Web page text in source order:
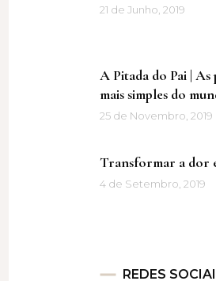
21 de Junho, 2019
A Pitada do Pai | As
mais simples do
25 de Novembro, 2019
Transformar a dor
4 de Setembro, 2019
REDES